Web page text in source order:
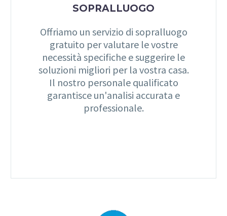
SOPRALLUOGO
Offriamo un servizio di sopralluogo
gratuito per valutare le vostre
necessità specifiche e suggerire le
soluzioni migliori per la vostra casa.
Il nostro personale qualificato
garantisce un'analisi accurata e
professionale.